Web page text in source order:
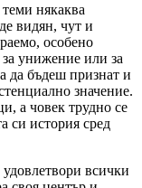
някаква
видян, чут и
особено
унижение или за
да бъдеш признат и
значение.
а човек трудно се
си история сред
всички